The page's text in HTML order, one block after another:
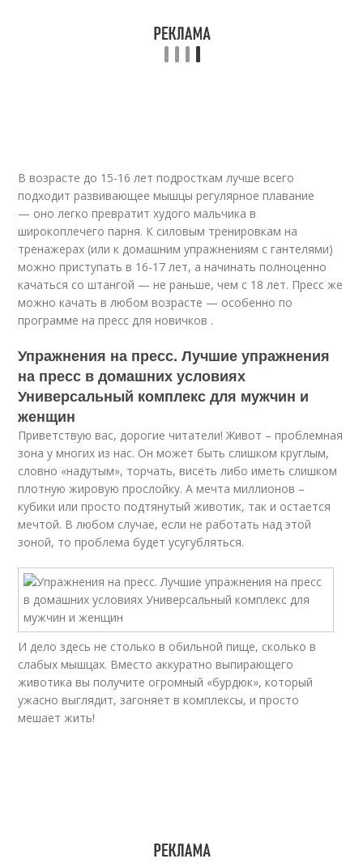
В возрасте до 15-16 лет подросткам лучше всего
подходит развивающее мышцы регулярное плавание
— оно легко превратит худого мальчика в
широкоплечего парня. К силовым тренировкам на
тренажерах (или к домашним упражнениям с гантелями)
можно приступать в 16-17 лет, а начинать полноценно
качаться со штангой — не раньше, чем с 18 лет. Пресс же
можно качать в любом возрасте — особенно по
программе на пресс для новичков .
Упражнения на пресс. Лучшие упражнения
на пресс в домашних условиях
Универсальный комплекс для мужчин и
женщин
Приветствую вас, дорогие читатели! Живот – проблемная
зона у многих из нас. Он может быть слишком круглым,
словно «надутым», торчать, висеть либо иметь слишком
плотную жировую прослойку. А мечта миллионов –
кубики или просто подтянутый животик, так и остается
мечтой. В любом случае, если не работать над этой
зоной, то проблема будет усугубляться.
И дело здесь не столько в обильной пище, сколько в
слабых мышцах. Вместо аккуратно выпирающего
животика вы получите огромный «бурдюк», который
ужасно выглядит, загоняет в комплексы, и просто
мешает жить!